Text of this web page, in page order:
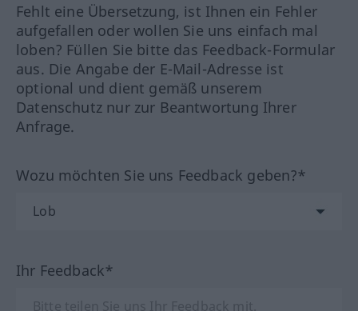
Fehlt eine Übersetzung, ist Ihnen ein Fehler
aufgefallen oder wollen Sie uns einfach mal
loben? Füllen Sie bitte das Feedback-Formular
aus. Die Angabe der E-Mail-Adresse ist
optional und dient gemäß unserem
Datenschutz nur zur Beantwortung Ihrer
Anfrage.
Wozu möchten Sie uns Feedback geben?*
Ihr Feedback*